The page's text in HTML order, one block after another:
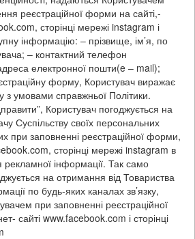
реєстраційної форми на сайті,-
сторінці мережі instagram і
інформацію: – прізвище, ім’я, по
– контактний телефон
електронної пошти(e – mail);
форму, Користувач виражає
з умовами справжньої Політики.
Користувач погоджується на
Суспільству своїх персональних
при заповненні реєстраційної форми,
сторінці мережі instagram в
рекламної інформації. Так само
на отримання від Товариства
по будь-яких каналах зв’язку,
при заповненні реєстраційної
сайті www.facebook.com і сторінці